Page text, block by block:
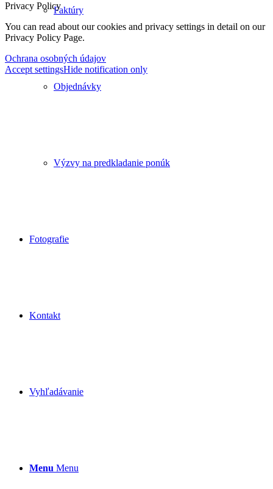
Faktúry
Objednávky
Výzvy na predkladanie ponúk
Fotografie
Kontakt
Vyhľadávanie
Menu Menu
Privacy Policy
You can read about our cookies and privacy settings in detail on our
Privacy Policy Page.
Ochrana osobných údajov
Accept settingsHide notification only